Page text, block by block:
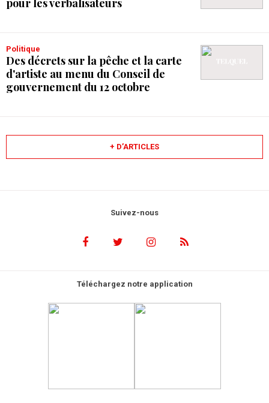
Politique
Des décrets sur la pêche et la carte
d'artiste au menu du Conseil de
gouvernement du 12 octobre
+ D’ARTICLES
Suivez-nous
Téléchargez notre application